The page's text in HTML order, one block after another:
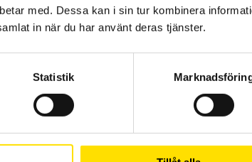
med. Dessa kan i sin tur kombinera
in när du har använt deras tjänster.
Statistik